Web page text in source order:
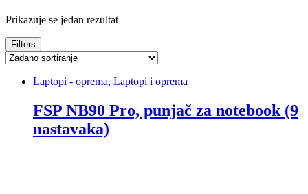
Prikazuje se jedan rezultat
Filters
Laptopi - oprema, Laptopi i oprema
FSP NB90 Pro, punjač za notebook (9
nastavaka)